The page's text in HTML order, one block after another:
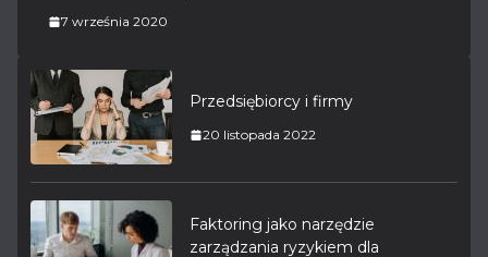
7 września 2020
Przedsiębiorcy i firmy
20 listopada 2022
Faktoring jako narzędzie
zarządzania ryzykiem dla